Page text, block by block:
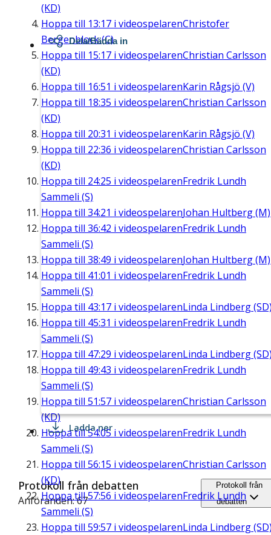
(KD)
Hoppa till 13:17 i videospelarenChristofer
Bergenblock (C)
Hoppa till 15:17 i videospelarenChristian Carlsson
(KD)
Hoppa till 16:51 i videospelarenKarin Rågsjö (V)
Hoppa till 18:35 i videospelarenChristian Carlsson
(KD)
Hoppa till 20:31 i videospelarenKarin Rågsjö (V)
Hoppa till 22:36 i videospelarenChristian Carlsson
(KD)
Hoppa till 24:25 i videospelarenFredrik Lundh
Sammeli (S)
Hoppa till 34:21 i videospelarenJohan Hultberg (M)
Hoppa till 36:42 i videospelarenFredrik Lundh
Sammeli (S)
Hoppa till 38:49 i videospelarenJohan Hultberg (M)
Hoppa till 41:01 i videospelarenFredrik Lundh
Sammeli (S)
Hoppa till 43:17 i videospelarenLinda Lindberg
Hoppa till 45:31 i videospelarenFredrik Lundh
Sammeli (S)
Hoppa till 47:29 i videospelarenLinda Lindberg
Hoppa till 49:43 i videospelarenFredrik Lundh
Sammeli (S)
Hoppa till 51:57 i videospelarenChristian Carlsson
(KD)
Hoppa till54:05 i videospelarenFredrik Lundh
Sammeli (S)
Hoppa till 56:15 i videospelarenChristian Carlsson
(KD)
Hoppa till57:56 i videospelarenFredrik Lundh
Sammeli (S)
Hoppa till 59:57 i videospelarenLinda Lindberg
Dela/Bädda in
Ladda ner
Protokoll från debatten
Anföranden: 67
Protokoll från
debatten